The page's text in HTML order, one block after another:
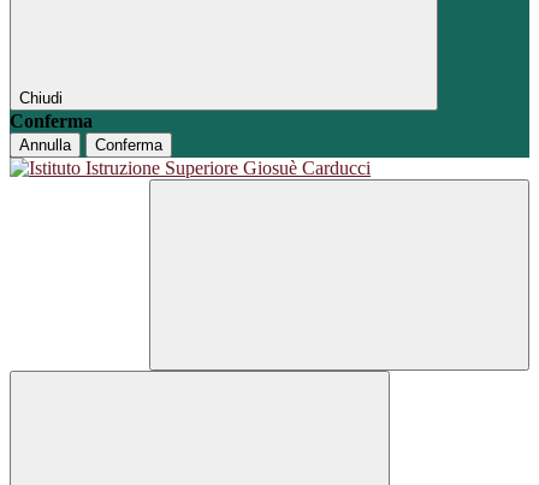
Chiudi
Conferma
Annulla Conferma